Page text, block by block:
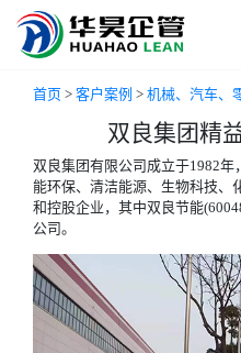
首页 > 客户案例 > 机械、汽车、
双良集团精
双良集团有限公司成立于1982
能环保、清洁能源、生物科技、
和控股企业，其中双良节能
公司。